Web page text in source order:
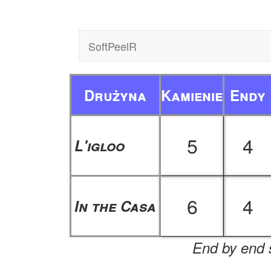
SoftPeelR
Drużyna Kamienie Endy
L'igloo 5 4
In the Casa 6 4
End by end